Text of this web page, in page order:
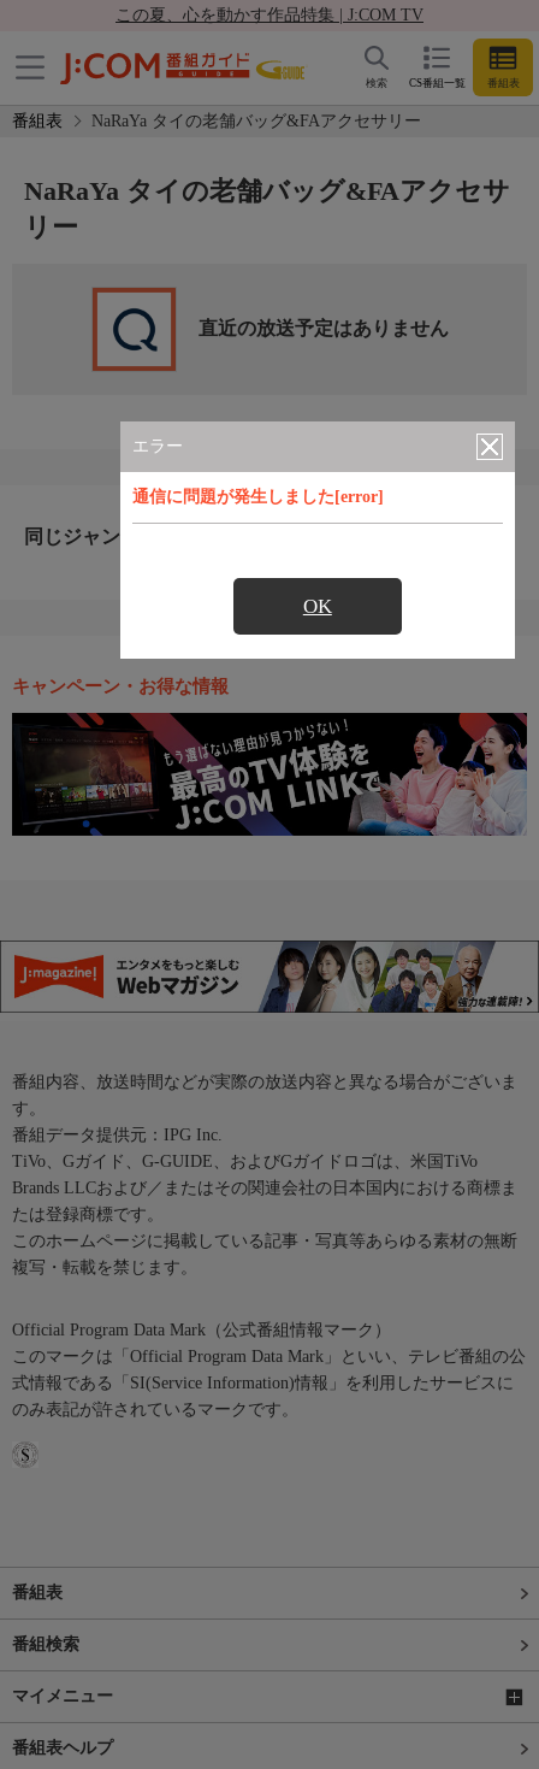
この夏、心を動かす作品特集 | J:COM TV
CS番組一覧 番組表
検索
番組表 NaRaYa タイの老舗バッグ&FAアクセサリー
エラー
通信に問題が発生しました[error]
OK
NaRaYa タイの老舗バッグ&FAアクセサ
リー
直近の放送予定はありません
同じジャンルのおすすめ番組
キャンペーン・お得な情報
番組内容、放送時間などが実際の放送内容と異なる場合がございま
す。
番組データ提供元：IPG Inc.
TiVo、Gガイド、G-GUIDE、およびGガイドロゴは、米国TiVo
Brands LLCおよび／またはその関連会社の日本国内における商標ま
たは登録商標です。
このホームページに掲載している記事・写真等あらゆる素材の無断
複写・転載を禁じます。
Official Program Data Mark（公式番組情報マーク）
このマークは「Official Program Data Mark」といい、テレビ番組の公
式情報である「SI(Service Information)情報」を利用したサービスに
のみ表記が許されているマークです。
番組表
番組検索
マイメニュー
番組表ヘルプ